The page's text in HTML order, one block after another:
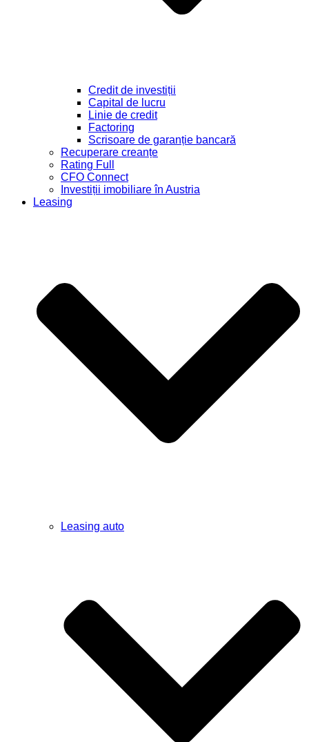
Credit de investiții
Capital de lucru
Linie de credit
Factoring
Scrisoare de garanție bancară
Recuperare creanțe
Rating Full
CFO Connect
Investiții imobiliare în Austria
Leasing
Leasing auto